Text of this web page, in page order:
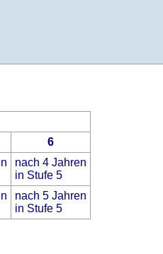
6
nach 4 Jahren
in Stufe 5
nach 5 Jahren
in Stufe 5